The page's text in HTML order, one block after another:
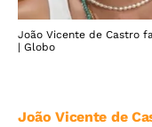
João Vicente de Castro
| Globo
João Vicente de